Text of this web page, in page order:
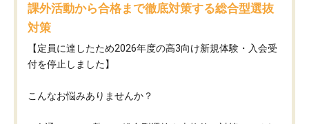
課外活動から合格まで徹底対策する総合型選抜
対策
【定員に達したため2026年度の高3向け新規体験・入会受
付を停止しました】
こんなお悩みありませんか？